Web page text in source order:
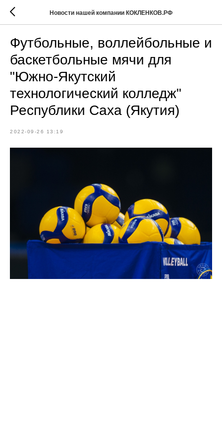
Новости нашей компании КОКЛЕНКОВ.РФ
Футбольные, воллейбольные и
баскетбольные мячи для
"Южно-Якутский
технологический колледж"
Республики Саха (Якутия)
2022-09-26 13:19